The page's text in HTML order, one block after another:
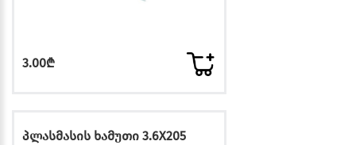
3.00₾
პლასმასის ხამუთი 3.6X205